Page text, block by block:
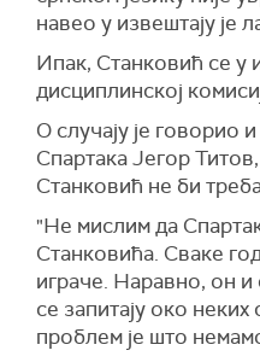
навео у извештају је
Ипак, Станковић се у
дисциплинској
О случају је говорио
Спартака Јегор
Станковић не би
"Не мислим да
Станковића. Сваке
играче. Наравно, он и
се запитају око неких
проблем је што